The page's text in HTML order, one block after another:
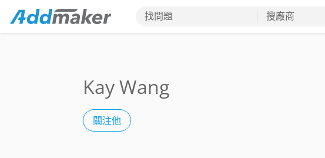
找問題 搜廠商
Kay Wang
關注他